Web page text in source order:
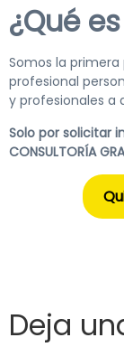
¿Qué
Somos la
profesional
y profesionales a
Solo por solicitar
CONSULTORÍA
Deja